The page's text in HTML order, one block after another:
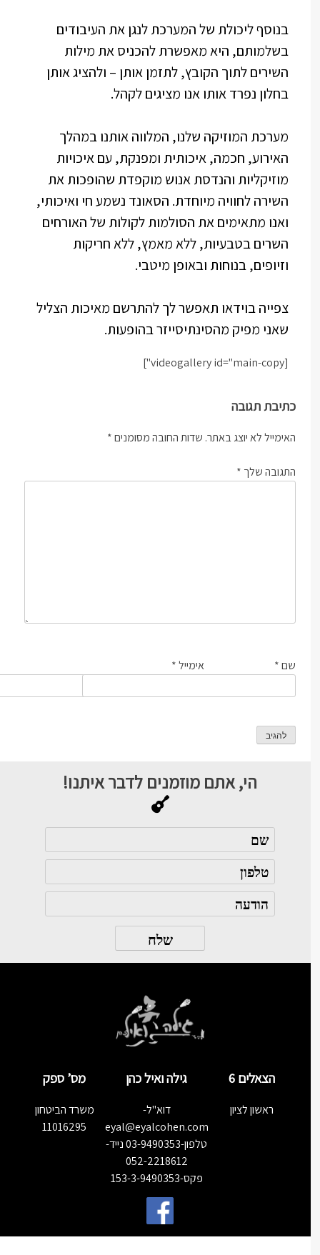
בנוסף ליכולת של המערכת לנגן את העיבודים
בשלמותם, היא מאפשרת להכניס את מילות
השירים לתוך הקובץ, לתזמן אותן – ולהציג אותן
בחלון נפרד אותו אנו מציגים לקהל.
מערכת המוזיקה שלנו, המלווה אותנו במהלך
האירוע, חכמה, איכותית ומפנקת, עם איכויות
מוזיקליות והנדסת אנוש מוקפדת שהופכות את
השירה לחוויה מיוחדת. הסאונד נשמע חי ואיכותי,
ואנו מתאימים את הסולמות לקולות של האורחים
השרים בטבעיות, ללא מאמץ, ללא חריקות
וזיופים, בנוחות ובאופן מיטבי.
צפייה בוידאו תאפשר לך להתרשם מאיכות הצליל
שאני מפיק מהסינתיסייזר בהופעות.
כתיבת תגובה
האימייל לא יוצג באתר.שדות החובה מסומנים*
התגובה שלך*
שם* אימייל*
הי, אתם מוזמנים לדבר איתנו!
הצאלים 6
ראשון לציון
גילה ואיל כהן
דוא"ל-
eyal@eyalcohen.com
טלפון-03-9490353 נייד-
052-2218612
פקס-153-3-9490353
מס’ ספק
משרד הביטחון
11016295